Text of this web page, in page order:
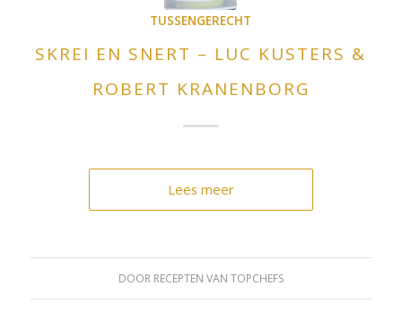
TUSSENGERECHT
SKREI EN SNERT – LUC KUSTERS &
ROBERT KRANENBORG
Lees meer
DOOR RECEPTEN VAN TOPCHEFS